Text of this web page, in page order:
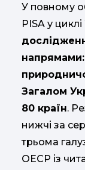
У повному
PISA у
Загалом
80 країн.
нижчі за
трьома
ОЕСР із